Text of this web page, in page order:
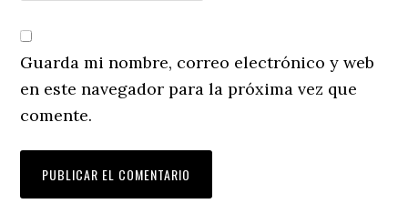
Guarda mi nombre, correo electrónico y web
en este navegador para la próxima vez que
comente.